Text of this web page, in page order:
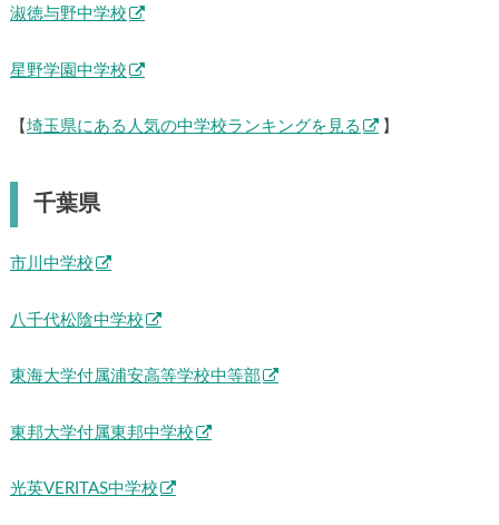
淑徳与野中学校
星野学園中学校
【 埼玉県にある人気の中学校ランキングを見る 】
千葉県
市川中学校
八千代松陰中学校
東海大学付属浦安高等学校中等部
東邦大学付属東邦中学校
光英VERITAS中学校